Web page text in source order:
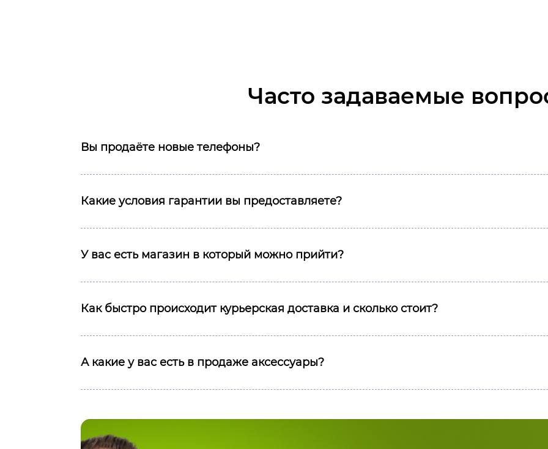
Часто задаваемые
Вы продаёте новые телефоны?
Какие условия гарантии вы предоставляете?
У вас есть магазин в который можно прийти?
Как быстро происходит курьерская доставка и сколько стоит?
А какие у вас есть в продаже аксессуары?